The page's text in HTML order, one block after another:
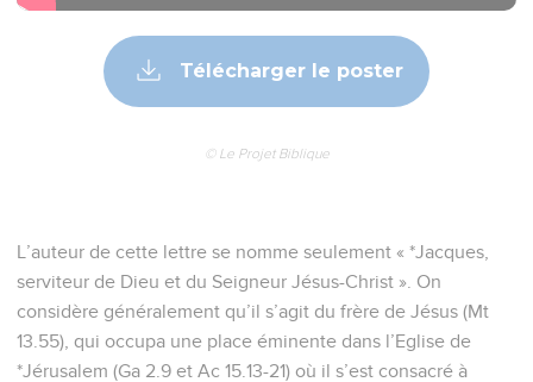
Télécharger le poster
© Le Projet Biblique
L’auteur de cette lettre se nomme seulement « *Jacques,
serviteur de Dieu et du Seigneur Jésus-Christ ». On
considère généralement qu’il s’agit du frère de Jésus (Mt
13.55), qui occupa une place éminente dans l’Eglise de
*Jérusalem (Ga 2.9 et Ac 15.13-21) où il s’est consacré à